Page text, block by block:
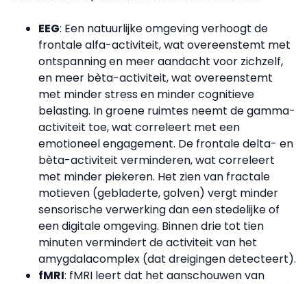
EEG: Een natuurlijke omgeving verhoogt de
frontale alfa-activiteit, wat overeenstemt met
ontspanning en meer aandacht voor zichzelf,
en meer bèta-activiteit, wat overeenstemt
met minder stress en minder cognitieve
belasting. In groene ruimtes neemt de gamma-
activiteit toe, wat correleert met een
emotioneel engagement. De frontale delta- en
bèta-activiteit verminderen, wat correleert
met minder piekeren. Het zien van fractale
motieven (gebladerte, golven) vergt minder
sensorische verwerking dan een stedelijke of
een digitale omgeving. Binnen drie tot tien
minuten vermindert de activiteit van het
amygdalacomplex (dat dreigingen detecteert).
fMRI: fMRI leert dat het aanschouwen van